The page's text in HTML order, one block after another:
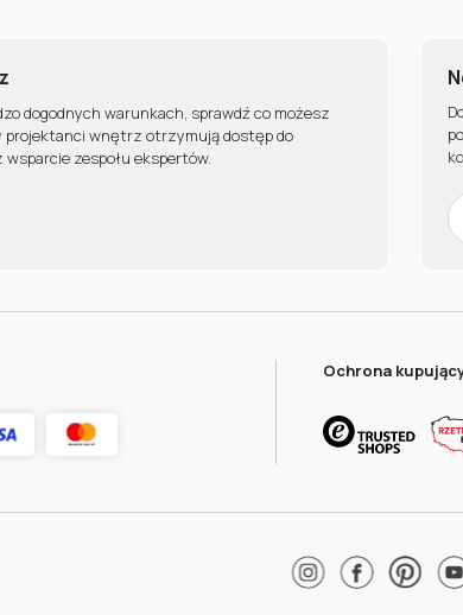
dogodnych warunkach, sprawdź co możesz
projektanci wnętrz otrzymują dostęp do
zespołu ekspertów.
Ochrona